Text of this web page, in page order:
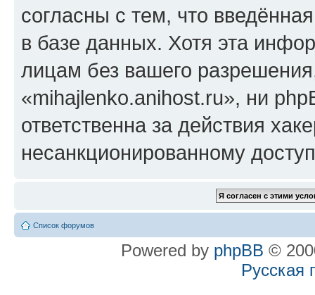
согласны с тем, что
в базе данных. Хотя эта
лицам без вашего
«mihajlenko.anihost.ru», ни
ответственна за действия
несанкционированному
Список форумов
Powered by phpBB ©
Русская